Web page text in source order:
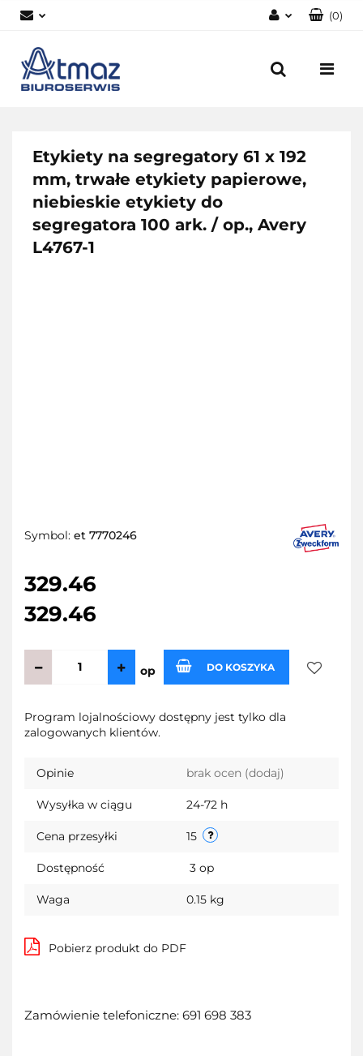
Zarejestruj się
(0)
Etykiety na segregatory 61 x 192
mm, trwałe etykiety papierowe,
niebieskie etykiety do
segregatora 100 ark. / op., Avery
L4767-1
Symbol: et 7770246
329.46
329.46
op DO KOSZYKA
Program lojalnościowy dostępny jest tylko dla
zalogowanych klientów.
Opinie brak ocen (dodaj)
Wysyłka w ciągu 24-72 h
Cena przesyłki 15
Dostępność 3 op
Waga 0.15 kg
Pobierz produkt do PDF
Zamówienie telefoniczne: 691 698 383